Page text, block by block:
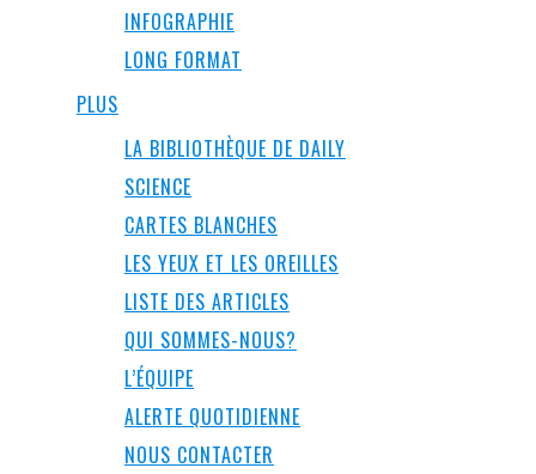
INFOGRAPHIE
LONG FORMAT
PLUS
LA BIBLIOTHÈQUE DE DAILY
SCIENCE
CARTES BLANCHES
LES YEUX ET LES OREILLES
LISTE DES ARTICLES
QUI SOMMES-NOUS?
L’ÉQUIPE
ALERTE QUOTIDIENNE
NOUS CONTACTER